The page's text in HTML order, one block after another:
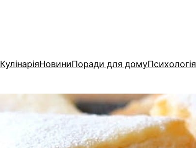
КулінаріяНовиниПоради для домуПсихологія